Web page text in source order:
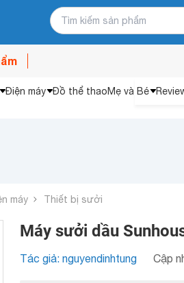
Điện máy Đồ thể thaoMẹ và Bé
máy Thiết bị sưởi
Máy sưởi dầu
Tác giả: nguyendinhtung Cập